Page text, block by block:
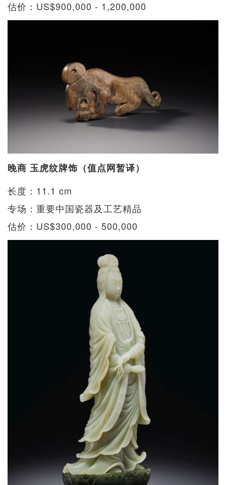
估价：US$900,000 - 1,200,000
晚商 玉虎纹牌饰（值点网暂译）
长度：11.1 cm
专场：重要中国瓷器及工艺精品
估价：US$300,000 - 500,000